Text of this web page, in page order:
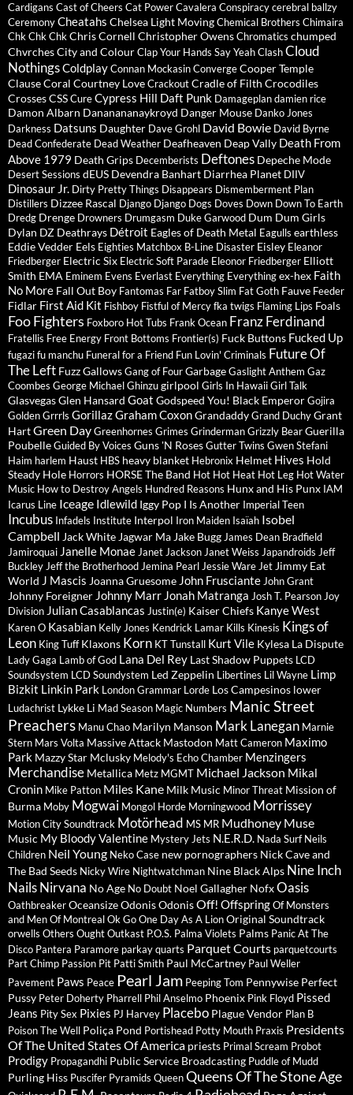
Cardigans Cast of Cheers Cat PowerCavalera Conspiracycerebral ballzy
CeremonyCheatahs Chelsea Light MovingChemical Brothers Chimaira
Chk Chk ChkChris Cornell Christopher OwensChromatics chumped
ChvrchesCity and ColourClap Your Hands Say YeahClashCloud
NothingsColdplayConnan MockasinConvergeCooper Temple
ClauseCoral Courtney LoveCrackoutCradle of Filth Crocodiles
CrossesCSSCureCypress Hill Daft Punk Damageplandamien rice
Damon Albarn Dananananaykroyd Danger Mouse Danko Jones
Darkness Datsuns Daughter Dave Grohl David Bowie David Byrne
Dead Confederate Dead Weather Deafheaven Deap Vally Death From
Above 1979 Death Grips Decemberists Deftones Depeche Mode
Desert Sessions dEUS Devendra Banhart Diarrhea Planet DIIV
Dinosaur Jr. Dirty Pretty Things Disappears Dismemberment Plan
Distillers Dizzee Rascal Django Django Dogs Doves Down Down To Earth
Dredg Drenge Drowners Drumgasm Duke Garwood Dum Dum Girls
Dylan DZ Deathrays Détroit Eagles of Death Metal Eagulls earthless
Eddie Vedder Eels Eighties Matchbox B-Line Disaster Eisley Eleanor
Friedberger Electric Six Electric Soft Parade Eleonor Friedberger Elliott
Smith EMA Eminem Evens Everlast Everything Everythingex-hex Faith
No More Fall Out Boy Fantomas Far Fatboy Slim Fat Goth Fauve Feeder
Fidlar First Aid Kit Fishboy Fistful of Mercyfka twigs Flaming Lips Foals
Foo Fighters Foxboro Hot Tubs Frank Ocean Franz Ferdinand
Fratellis Free Energy Front Bottoms Frontier(s) Fuck Buttons Fucked Up
fugazifu manchu Funeral for a Friend Fun Lovin' Criminals Future Of
The Left FuzzGallowsGang of FourGarbageGaslight Anthem Gaz
Coombes George MichaelGhinzugirlpool Girls In HawaiiGirl Talk
GlasvegasGlen Hansard Goat Godspeed You! Black EmperorGojira
Golden Grrrls GorillazGraham CoxonGrandaddyGrand DuchyGrant
HartGreen DayGreenhornes Grimes GrindermanGrizzly BearGuerilla
PoubelleGuided By Voices Guns 'N RosesGutter Twins Gwen Stefani
Haim harlem Haust HBS heavy blanket Hebronix Helmet Hives Hold
Steady Hole Horrors HORSE The Band Hot Hot Heat Hot Leg Hot Water
Music How to Destroy Angels Hundred Reasons Hunx and His Punx IAM
Icarus Line Iceage Idlewild Iggy Pop I Is Another Imperial Teen
Incubus Infadels Institute Interpol Iron Maiden Isaïah Isobel
Campbell Jack White Jagwar Ma Jake Bugg James Dean Bradfield
Jamiroquai Janelle Monae Janet Jackson Janet Weiss Japandroids Jeff
Buckley Jeff the Brotherhood Jemina Pearl Jessie Ware Jet Jimmy Eat
World J Mascis Joanna Gruesome John Frusciante John Grant
Johnny Foreigner Johnny Marr Jonah Matranga Josh T. Pearson Joy
Division Julian Casablancas Justin(e) Kaiser Chiefs Kanye West
Karen O Kasabian Kelly Jones Kendrick Lamar Kills Kinesis Kings of
Leon King Tuff Klaxons Korn KT Tunstall Kurt Vile Kylesa La Dispute
Lady Gaga Lamb of God Lana Del Rey Last Shadow Puppets LCD
Soundsystem LCD Soundystem Led Zeppelin Libertines Lil Wayne Limp
Bizkit Linkin Park London Grammar Lorde Los Campesinos lower
Ludachrist Lykke Li Mad Season Magic Numbers Manic Street
Preachers Manu Chao Marilyn Manson Mark Lanegan Marnie
Stern Mars Volta Massive Attack Mastodon Matt Cameron Maximo
Park Mazzy Star Mclusky Melody's Echo Chamber Menzingers
Merchandise Metallica Metz MGMT Michael Jackson Mikal
Cronin Mike Patton Miles Kane Milk Music Minor Threat Mission of
Burma Moby Mogwai Mongol Horde Morningwood Morrissey
Motion City Soundtrack Motörhead MS MR Mudhoney Muse
Music My Bloody Valentine Mystery Jets N.E.R.D. Nada Surf Neils
Children Neil Young Neko Case new pornographers Nick Cave and
The Bad Seeds Nicky Wire Nightwatchman Nine Black Alps Nine Inch
Nails Nirvana No Age No Doubt Noel Gallagher NofxOasis
OathbreakerOceansizeOdonis OdonisOff! OffspringOf Monsters
and MenOf MontrealOk GoOne Day As A LionOriginal Soundtrack
orwells Others OughtOutkast P.O.S. Palma Violets Palms Panic At The
Disco Pantera Paramore parkay quarts Parquet Courts parquetcourts
Part Chimp Passion Pit Patti Smith Paul McCartney Paul Weller
Pavement Paws Peace Pearl Jam Peeping Tom Pennywise Perfect
Pussy Peter Doherty Pharrell Phil Anselmo Phoenix Pink Floyd Pissed
Jeans Pity Sex Pixies PJ Harvey Placebo Plague Vendor Plan B
Poison The Well Poliça Pond Portishead Potty Mouth Praxis Presidents
Of The United States Of America priests Primal Scream Probot
Prodigy Propagandhi Public Service Broadcasting Puddle of Mudd
Purling Hiss Puscifer Pyramids QueenQueens Of The Stone Age